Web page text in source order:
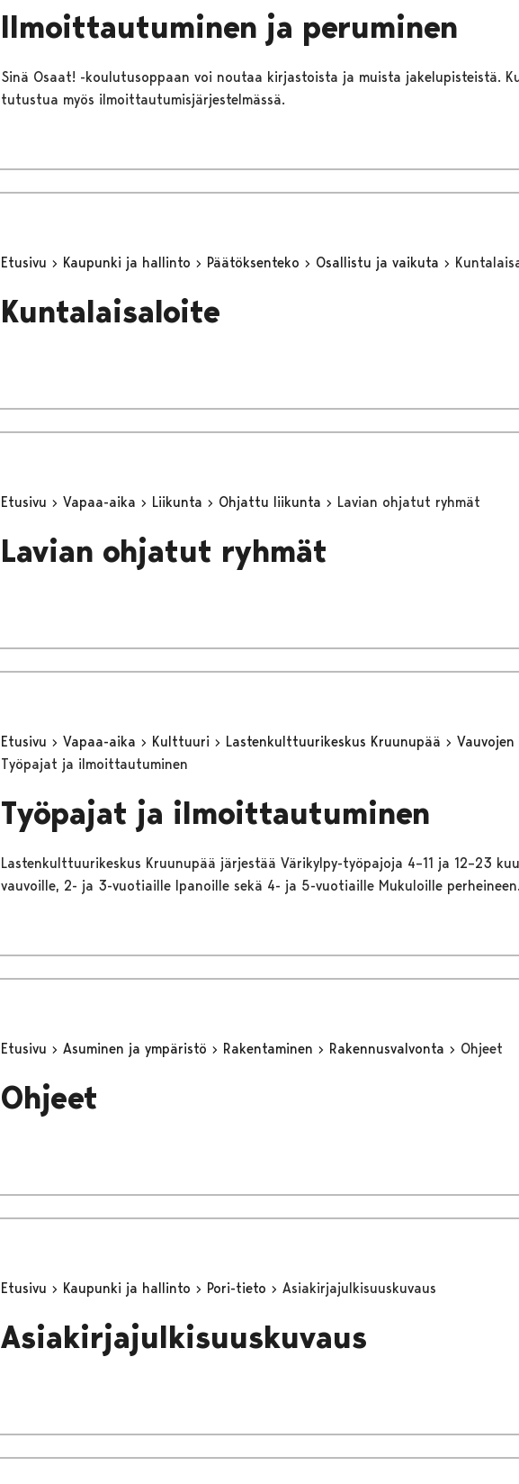
Ilmoittautuminen ja peruminen
Sinä Osaat! -koulutusoppaan voi noutaa kirjastoista ja muista jakelupisteistä.
tutustua myös ilmoittautumisjärjestelmässä.
Etusivu Kaupunki ja hallinto Päätöksenteko Osallistu ja vaikuta
Kuntalaisaloite
Etusivu Vapaa-aika Liikunta Ohjattu liikunta Lavian ohjatut ryhmät
Lavian ohjatut ryhmät
Etusivu Vapaa-aika Kulttuuri Lastenkulttuurikeskus Kruunupää
Työpajat ja ilmoittautuminen
Työpajat ja ilmoittautuminen
Lastenkulttuurikeskus Kruunupää järjestää Värikylpy-työpajoja 4–11 ja 12–23
vauvoille, 2- ja 3-vuotiaille Ipanoille sekä 4- ja 5-vuotiaille Mukuloille
Etusivu Asuminen ja ympäristö Rakentaminen Rakennusvalvonta Ohjeet
Ohjeet
Etusivu Kaupunki ja hallinto Pori-tieto Asiakirjajulkisuuskuvaus
Asiakirjajulkisuuskuvaus